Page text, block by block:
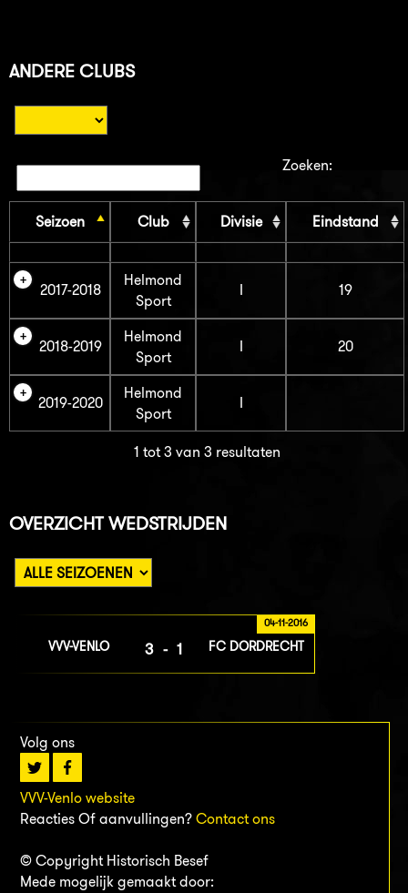
ANDERE CLUBS
Zoeken:
Seizoen Club Divisie Eindstand
2017-2018
Helmond
Sport
I 19
2018-2019
Helmond
Sport
I 20
2019-2020
Helmond
Sport
I
1 tot 3 van 3 resultaten
OVERZICHT WEDSTRIJDEN
04-11-2016
VVV-VENLO 3-1 FC DORDRECHT
Volg ons
VVV-Venlo website
Reacties Of aanvullingen? Contact ons
© Copyright Historisch Besef
Mede mogelijk gemaakt door: